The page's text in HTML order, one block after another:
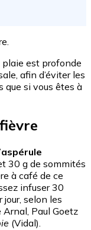
plaie est profonde
afin d’éviter les
que si vous êtes à
aspérule
30 g de sommités
à café de ce
infuser 30
selon les
Paul Goetz
(Vidal).